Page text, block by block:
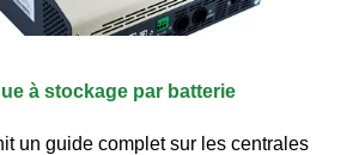
à stockage par batterie
un guide complet sur les centrales